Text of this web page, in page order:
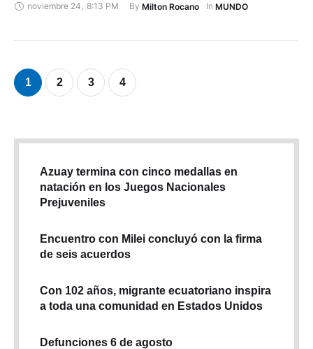
para felicitarlo como Presidente electo de nuestro país y para
entienda pertinente", informó Lacalle Pou en su cuenta de …
noviembre 24, 8:13 PM By Milton Rocano In MUNDO
1 2 3 4
Azuay termina con cinco medallas en
natación en los Juegos Nacionales
Prejuveniles
Encuentro con Milei concluyó con la firma
de seis acuerdos
Con 102 años, migrante ecuatoriano inspira
a toda una comunidad en Estados Unidos
Defunciones 6 de agosto